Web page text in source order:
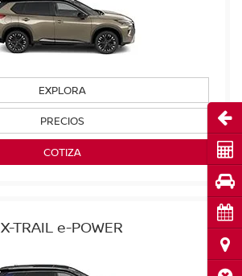
EXPLORA
PRECIOS
COTIZA
X-TRAIL e-POWER